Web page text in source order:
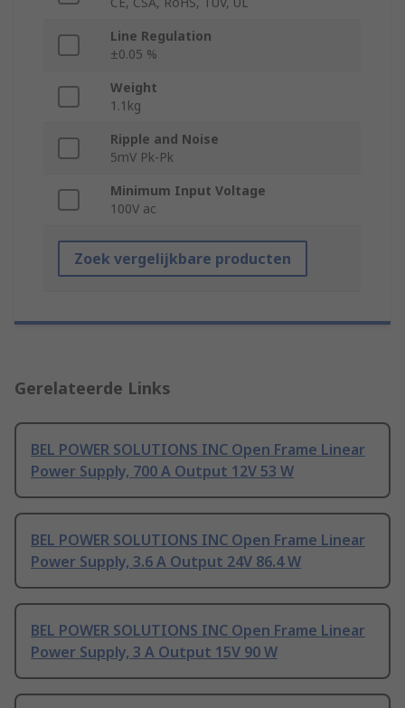
Line Regulation
±0.05 %
Weight
1.1kg
Ripple and Noise
5mV Pk-Pk
Minimum Input Voltage
100V ac
Zoek vergelijkbare producten
Gerelateerde Links
BEL POWER SOLUTIONS INC Open Frame Linear
Power Supply, 700 A Output 12V 53 W
BEL POWER SOLUTIONS INC Open Frame Linear
Power Supply, 3.6 A Output 24V 86.4 W
BEL POWER SOLUTIONS INC Open Frame Linear
Power Supply, 3 A Output 15V 90 W